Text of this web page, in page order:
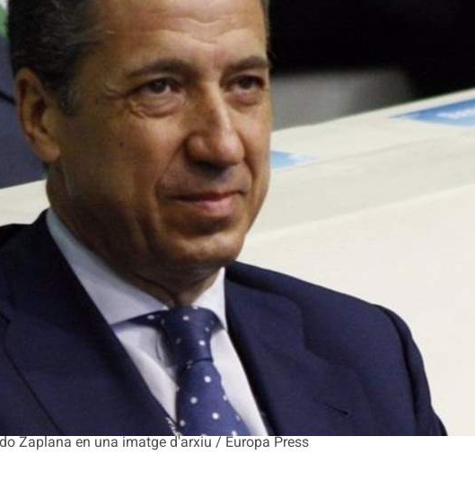
Zaplana en una imatge d'arxiu / Europa Press